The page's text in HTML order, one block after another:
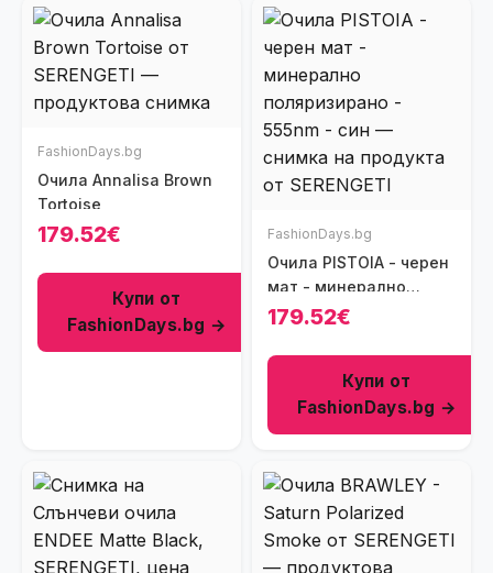
FashionDays.bg
Очила Annalisa Brown
Tortoise
179.52€
Купи от
FashionDays.bg →
FashionDays.bg
Очила PISTOIA - черен
мат - минерално
поляризирано - 555nm
179.52€
Купи от
FashionDays.bg →